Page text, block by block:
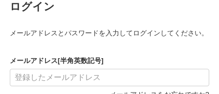
ログイン
メールアドレスとパスワードを入力してログインしてください。
メールアドレス[半角英数記号]